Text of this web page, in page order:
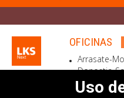
OFICINAS
Arrasate-
Donostia-
Madrid
Uso